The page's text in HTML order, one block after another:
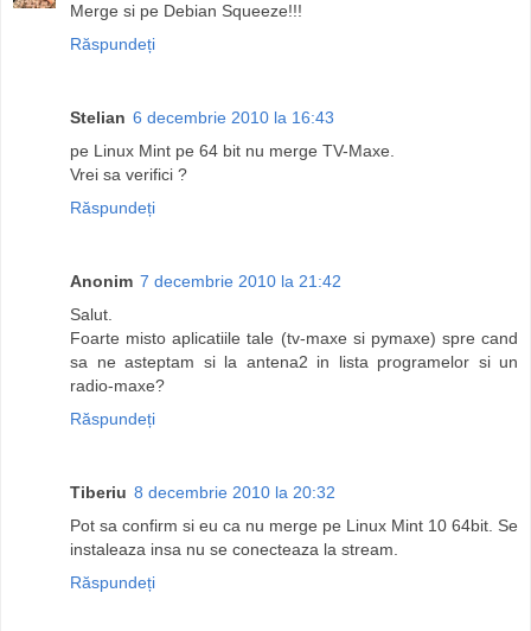
Merge si pe Debian Squeeze!!!
Răspundeți
Stelian 6 decembrie 2010 la 16:43
pe Linux Mint pe 64 bit nu merge TV-Maxe.
Vrei sa verifici ?
Răspundeți
Anonim 7 decembrie 2010 la 21:42
Salut.
Foarte misto aplicatiile tale (tv-maxe si pymaxe) spre cand
sa ne asteptam si la antena2 in lista programelor si un
radio-maxe?
Răspundeți
Tiberiu 8 decembrie 2010 la 20:32
Pot sa confirm si eu ca nu merge pe Linux Mint 10 64bit. Se
instaleaza insa nu se conecteaza la stream.
Răspundeți